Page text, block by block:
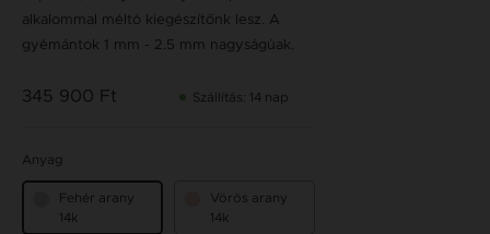
alkalommal méltó kiegészítőnk lesz. A
gyémántok 1 mm - 2.5 mm nagyságúak.
345 900 Ft Szállítás: 14 nap
Anyag
Fehér arany
14k
Vörös arany
14k